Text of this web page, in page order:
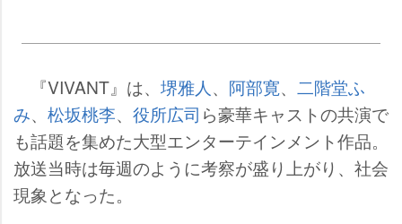
『VIVANT』は、 堺雅人 、 阿部寛、 二階堂ふ
み、 松坂桃李、 役所広司 ら豪華キャストの共演で
も話題を集めた大型エンターテインメント作品。
放送当時は毎週のように考察が盛り上がり、社会
現象となった。